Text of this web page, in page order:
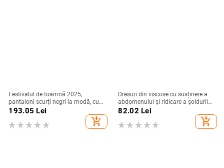
Festivalul de toamnă 2025,
pantaloni scurți negri la modă, cu
talie înaltă, versatil, casual, cu
design din dantelă, în formă de
pară
193.05 Lei
add_shopping_cart
Dresuri din viscose cu susținere a
abdomenului și ridicare a șoldurilor,
grosime medie, croială mulată,
lungime integrală, anti miros
82.02 Lei
add_shopping_cart